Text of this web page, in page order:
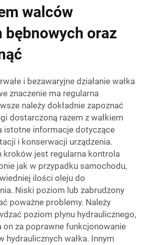
walców
bębnowych oraz
i bezawaryjne działanie wałka
znaczenie ma regularna
należy dokładnie zapoznać
dostarczoną razem z wałkiem
istotne informacje dotyczące
i konserwacji urządzenia.
kroków jest regularna kontrola
jak w przypadku samochodu,
ilości oleju do
Niski poziom lub zabrudzony
poważne problemy. Należy
poziom płynu hydraulicznego,
za poprawne funkcjonowanie
wałka. Innym